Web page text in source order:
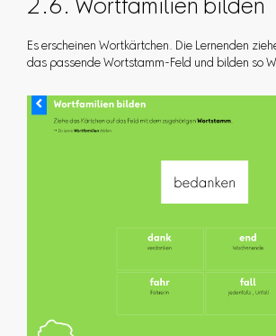
2.6. Wortfamilien bilden
Es erscheinen Wortkärtchen. Die Lernenden
das passende Wortstamm-Feld und bilden so